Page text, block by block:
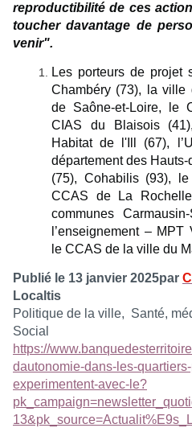
reproductibilité de ces
toucher davantage de
venir".
Les porteurs de projet
Chambéry (73), la ville
de Saône-et-Loire, le
CIAS du Blaisois
Habitat de l'Ill (67),
département des
(75), Cohabilis (93),
CCAS de La
communes
l’enseignement –
le CCAS de la ville du
Publié le 13 janvier 2025par
Localtis
Politique de la ville, Santé,
Social
https://
dautonomie-dans-les-
experimentent-avec-le?